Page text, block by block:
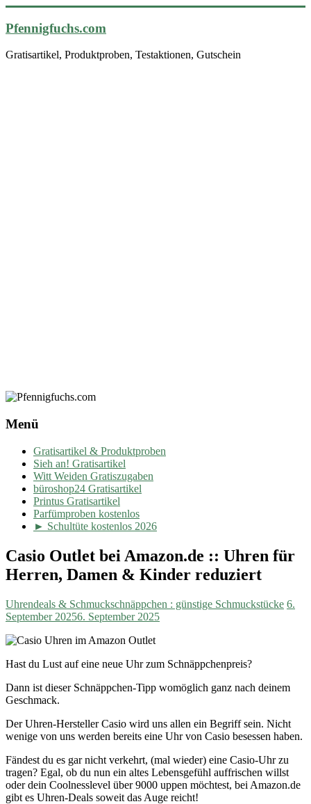
Pfennigfuchs.com
Gratisartikel, Produktproben, Testaktionen, Gutschein
Menü
Gratisartikel & Produktproben
Sieh an! Gratisartikel
Witt Weiden Gratiszugaben
büroshop24 Gratisartikel
Printus Gratisartikel
Parfümproben kostenlos
► Schultüte kostenlos 2026
Casio Outlet bei Amazon.de :: Uhren für
Herren, Damen & Kinder reduziert
Uhrendeals & Schmuckschnäppchen : günstige Schmuckstücke 6.
September 20256. September 2025
Hast du Lust auf eine neue Uhr zum Schnäppchenpreis?
Dann ist dieser Schnäppchen-Tipp womöglich ganz nach deinem
Geschmack.
Der Uhren-Hersteller Casio wird uns allen ein Begriff sein. Nicht
wenige von uns werden bereits eine Uhr von Casio besessen haben.
Fändest du es gar nicht verkehrt, (mal wieder) eine Casio-Uhr zu
tragen? Egal, ob du nun ein altes Lebensgefühl auffrischen willst
oder dein Coolnesslevel über 9000 uppen möchtest, bei Amazon.de
gibt es Uhren-Deals soweit das Auge reicht!